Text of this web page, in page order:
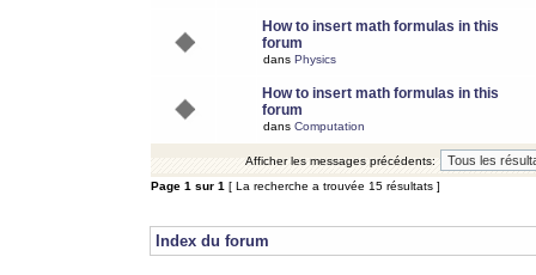
How to insert math formulas in this
forum
dans Physics
How to insert math formulas in this
forum
dans Computation
Afficher les messages précédents:
Page 1 sur 1 [ La recherche a trouvée 15 résultats ]
Index du forum